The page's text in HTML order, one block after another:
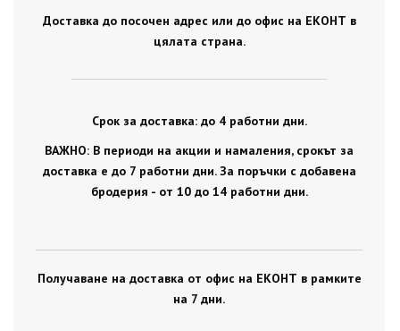
Доставка до посочен адрес или до офис на ЕКОНТ в
цялата страна.
Срок за доставка: до 4 работни дни.
ВАЖНО: В периоди на акции и намаления, срокът за
доставка е до 7 работни дни. За поръчки с добавена
бродерия - от 10 до 14 работни дни.
Получаване на доставка от офис на ЕКОНТ в рамките
на 7 дни.